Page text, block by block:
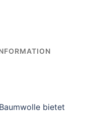
bietet